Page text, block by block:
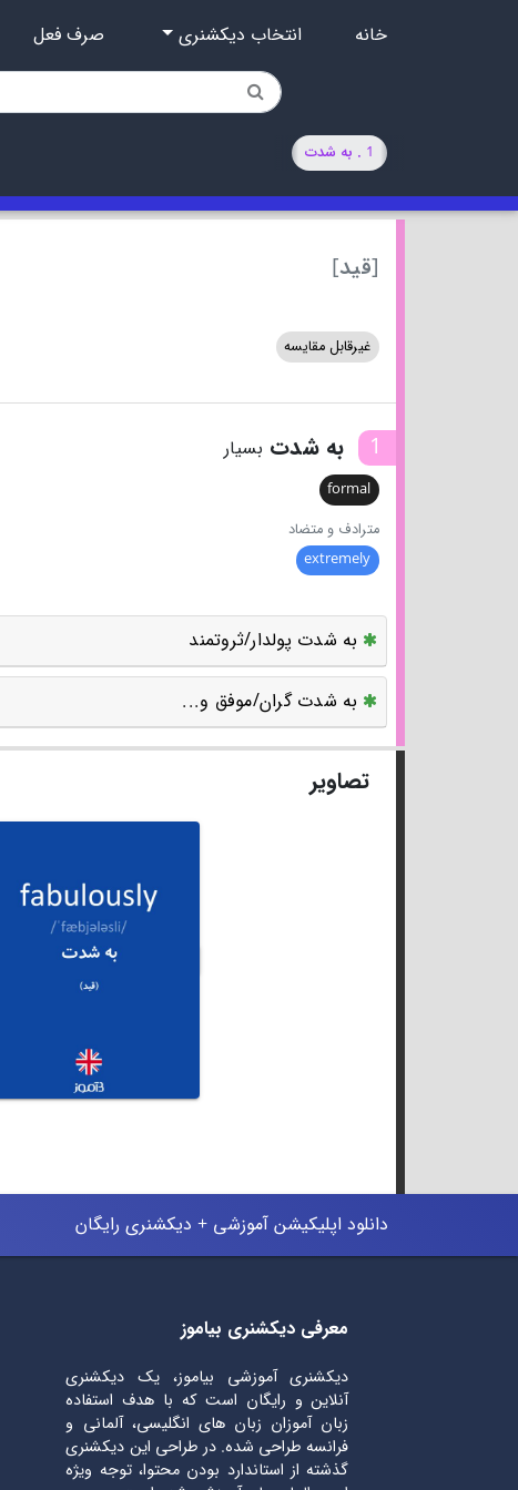
خانه انتخاب دیکشنری صرف فعل
1 . به شدت
[قید]
غیرقابل مقایسه
1 به شدت بسیار
formal
مترادف و متضاد
extremely
به شدت پولدار/ثروتمند
به شدت گران/موفق و...
تصاویر
دانلود اپلیکیشن آموزشی + دیکشنری رایگان
معرفی دیکشنری بیاموز
دیکشنری آموزشی بیاموز، یک دیکشنری
آنلاین و رایگان است که با هدف استفاده
زبان آموزان زبان های انگلیسی، آلمانی و
فرانسه طراحی شده. در طراحی این دیکشنری
گذشته از استاندارد بودن محتوا، توجه ویژه